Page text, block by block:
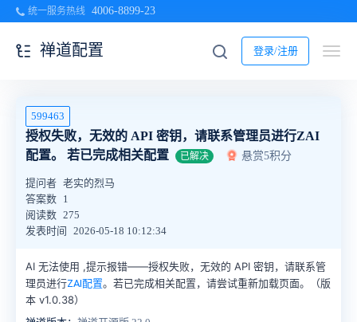
统一服务热线 4006-8899-23
登录/注册
禅道配置
599463
授权失败，无效的 API 密钥，请联系管理员进行ZAI
配置。 若已完成相关配置
已解决 悬赏5积分
提问者 老实的烈马
答案数 1
阅读数 275
发表时间
2026-05-18 10:12:34
AI 无法使用 ,提示报错——授权失败，无效的 API 密钥，请联系管
理员进行ZAI配置。若已完成相关配置，请尝试重新加载页面。（版
本 v1.0.38）